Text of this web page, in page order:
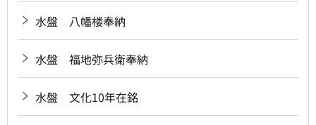
水盤 八幡楼奉納
水盤 福地弥兵衛奉納
水盤 文化10年在銘